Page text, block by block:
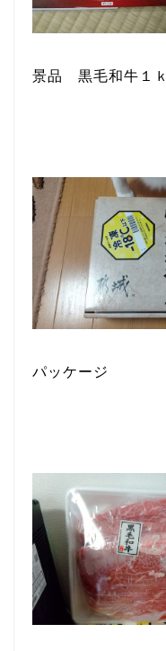
景品 黒毛和牛１
パッケージ